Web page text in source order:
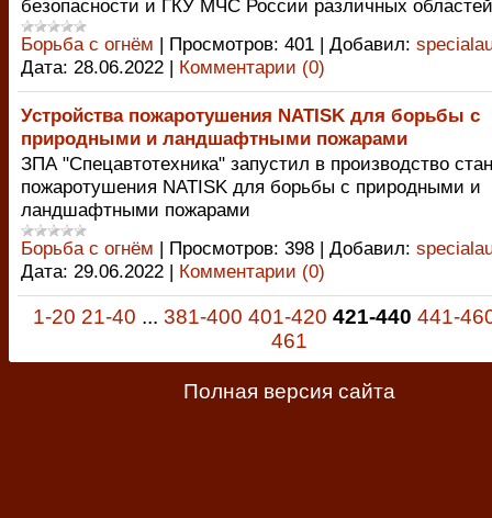
безопасности и ГКУ МЧС России различных
Борьба с огнём | Просмотров: 401 | Добавил:
Дата: 28.06.2022 | Комментарии (0)
Устройства пожаротушения NATISK для борьбы с
природными и ландшафтными пожарами
ЗПА "Спецавтотехника" запустил в производство
пожаротушения NATISK для борьбы с природными и
ландшафтными пожарами
Борьба с огнём | Просмотров: 398 | Добавил:
Дата: 29.06.2022 | Комментарии (0)
1-20 21-40 ... 381-400 401-420 421-440 441-
461
Полная версия сайта